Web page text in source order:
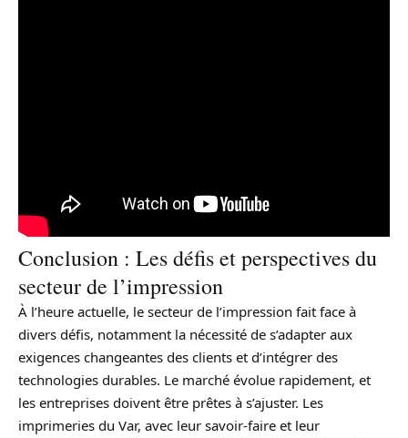
Conclusion : Les défis et perspectives du
secteur de l’impression
À l’heure actuelle, le secteur de l’impression fait face à
divers défis, notamment la nécessité de s’adapter aux
exigences changeantes des clients et d’intégrer des
technologies durables. Le marché évolue rapidement, et
les entreprises doivent être prêtes à s’ajuster. Les
imprimeries du Var, avec leur savoir-faire et leur